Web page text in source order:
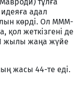
адал
көрді. Ол МММ-
қол жеткізгені де
жылы жаңа жүйе
жасы 44-те еді.